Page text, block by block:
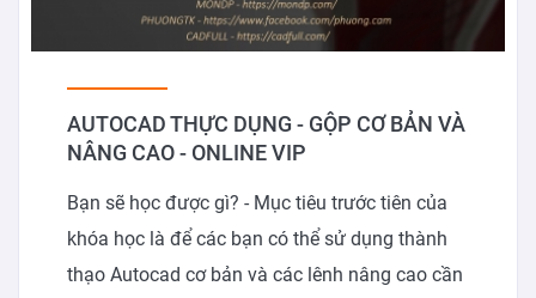
AUTOCAD THỰC DỤNG - GỘP CƠ BẢN VÀ
NÂNG CAO - ONLINE VIP
Bạn sẽ học được gì? - Mục tiêu trước tiên của
khóa học là để các bạn có thể sử dụng thành
thạo Autocad cơ bản và các lênh nâng cao cần